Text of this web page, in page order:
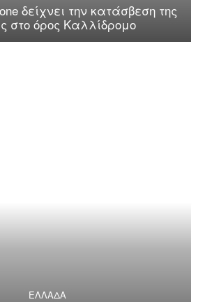
δείχνει την κατάσβεση της
στο όρος Καλλίδρομο
ΕΛΛΑΔΑ